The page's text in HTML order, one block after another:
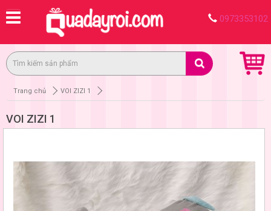
0973353102
Trang chủ VOI ZIZI 1
VOI ZIZI 1